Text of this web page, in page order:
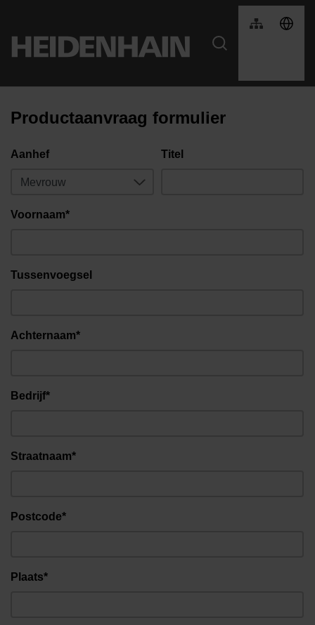
Productaanvraag formulier
Aanhef Titel
Voornaam*
Tussenvoegsel
Achternaam*
Bedrijf*
Straatnaam*
Postcode*
Plaats*